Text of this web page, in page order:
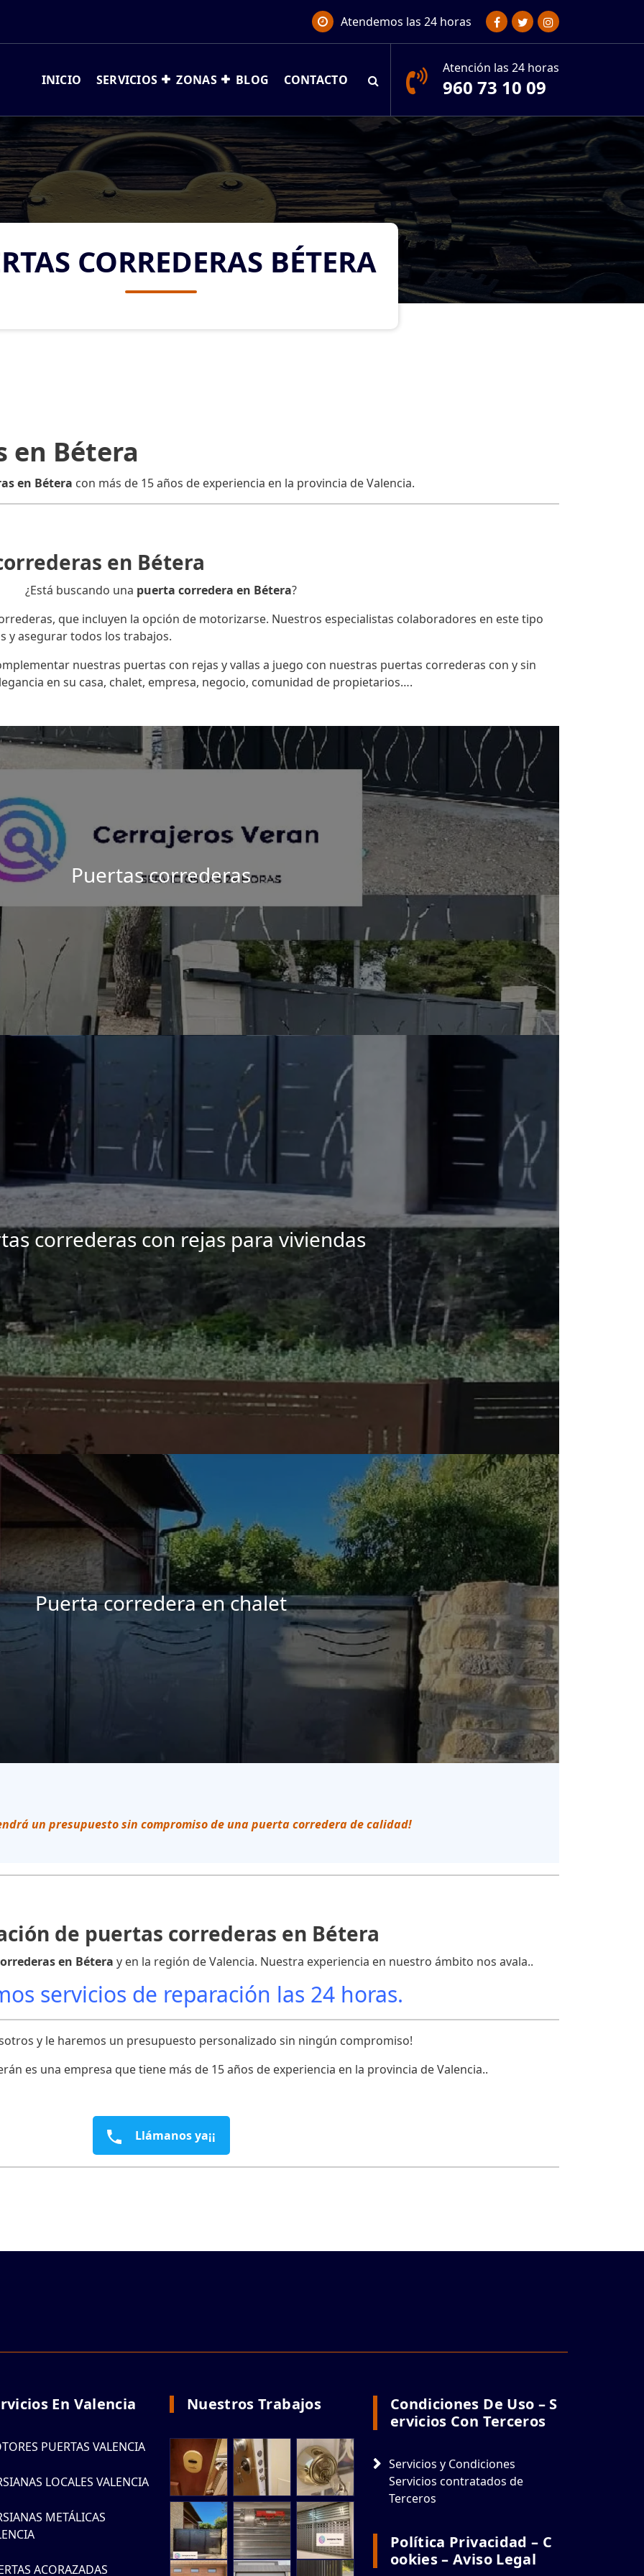
Atendemos las 24 horas
INICIO SERVICIOS ZONAS BLOG CONTACTO
Atención las 24 horas
960 73 10 09
CORREDERAS BÉTERA
en Bétera
en Bétera con más de 15 años de experiencia en la provincia de Valencia.
en Bétera
¿Está buscando una puerta corredera en Bétera?
que incluyen la opción de motorizarse. Nuestros especialistas colaboradores en este tipo
y asegurar todos los trabajos.
nuestras puertas con rejas y vallas a juego con nuestras puertas correderas con y sin
en su casa, chalet, empresa, negocio, comunidad de propietarios….
Puertas correderas
correderas con rejas para viviendas
Puerta corredera en chalet
un presupuesto sin compromiso de una puerta corredera de calidad!
de puertas correderas en Bétera
en Bétera y en la región de Valencia. Nuestra experiencia en nuestro ámbito nos avala..
servicios de reparación las 24 horas.
y le haremos un presupuesto personalizado sin ningún compromiso!
es una empresa que tiene más de 15 años de experiencia en la provincia de Valencia..
Llámanos ya¡¡
En Valencia
PUERTAS VALENCIA
LOCALES VALENCIA
METÁLICAS
ACORAZADAS
Nuestros Trabajos
Condiciones De Uso – S
Ervicios Con Terceros
Servicios y Condiciones
Servicios contratados de
Terceros
Política Privacidad – C
Ookies – Aviso Legal